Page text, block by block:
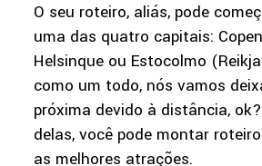
O seu roteiro, aliás, pode
uma das quatro capitais:
Helsinque ou Estocolmo
como um todo, nós vamos
próxima devido à distância,
delas, você pode montar
as melhores atrações.